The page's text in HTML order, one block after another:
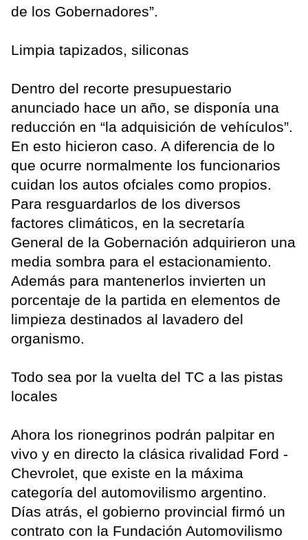
de los Gobernadores”.
Limpia tapizados, siliconas
Dentro del recorte presupuestario
anunciado hace un año, se disponía una
reducción en “la adquisición de vehículos”.
En esto hicieron caso. A diferencia de lo
que ocurre normalmente los funcionarios
cuidan los autos ofciales como propios.
Para resguardarlos de los diversos
factores climáticos, en la secretaría
General de la Gobernación adquirieron una
media sombra para el estacionamiento.
Además para mantenerlos invierten un
porcentaje de la partida en elementos de
limpieza destinados al lavadero del
organismo.
Todo sea por la vuelta del TC a las pistas
locales
Ahora los rionegrinos podrán palpitar en
vivo y en directo la clásica rivalidad Ford -
Chevrolet, que existe en la máxima
categoría del automovilismo argentino.
Días atrás, el gobierno provincial firmó un
contrato con la Fundación Automovilismo